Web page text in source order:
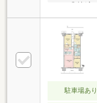
トル◎快適
ス◎ハンズ
用◎二重床
可能※引渡
異なる「
仲介会社
をお約束
ださいま
トが、ご
駐車場あり